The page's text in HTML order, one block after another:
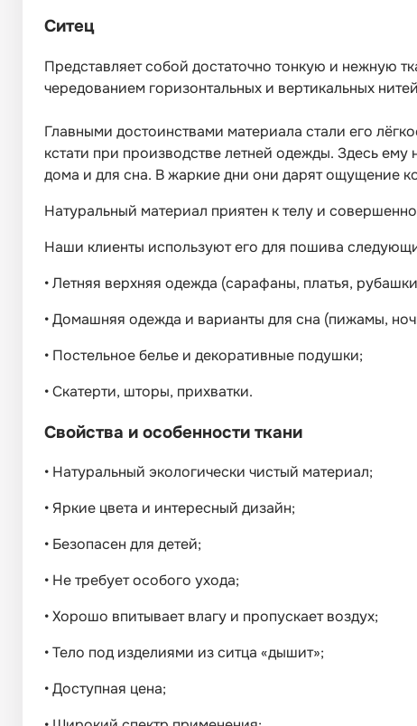
Ситец
Представляет собой достаточно тонкую и нежную
чередованием горизонтальных и вертикальных
Главными достоинствами материала стали его
кстати при производстве летней одежды. Здесь
дома и для сна. В жаркие дни они дарят ощущение
Натуральный материал приятен к телу и
Наши клиенты используют его для пошива
•Летняя верхняя одежда (сарафаны, платья,
•Домашняя одежда и варианты для сна (пижамы,
• Постельное белье и декоративные подушки;
•Скатерти, шторы, прихватки.
Свойства и особенности ткани
• Натуральный экологически чистый материал;
• Яркие цвета и интересный дизайн;
• Безопасен для детей;
• Не требует особого ухода;
•Хорошо впитывает влагу и пропускает воздух;
•Тело под изделиями из ситца «дышит»;
•Доступная цена;